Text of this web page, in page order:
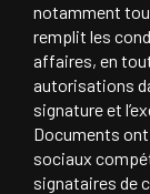
notamment
remplit les
affaires, en
autorisations
signature et
Documents
sociaux
signataires de